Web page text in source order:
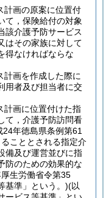
計画の原案に位置付
て，保険給付の対象
該介護予防サービス
はその家族に対して
得なければならな
計画を作成した際に
用者及び担当者に交
計画に位置付けた指
て，介護予防訪問看
24年徳島県条例第61
こととされる指定介
備及び運営並びに指
防のための効果的な
生労働省令第35
基準」という。)(以